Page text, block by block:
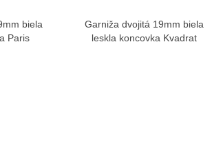
biela
Paris
Zobraziť viac
Garniža dvojitá 19mm biela
leskla koncovka Kvadrat